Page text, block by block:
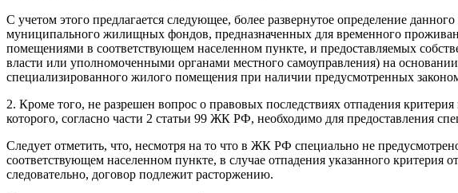
С учетом этого предлагается следующее, более развернутое определение
муниципального жилищных фондов, предназначенных для временного
помещениями в соответствующем населенном пункте, и предоставляемых
власти или уполномоченными органами местного самоуправления) на
специализированного жилого помещения при наличии предусмотренных
2. Кроме того, не разрешен вопрос о правовых последствиях отпадения
которого, согласно части 2 статьи 99 ЖК РФ, необходимо для предоставления
Следует отметить, что, несмотря на то что в ЖК РФ специально не
соответствующем населенном пункте, в случае отпадения указанного
следовательно, договор подлежит расторжению.